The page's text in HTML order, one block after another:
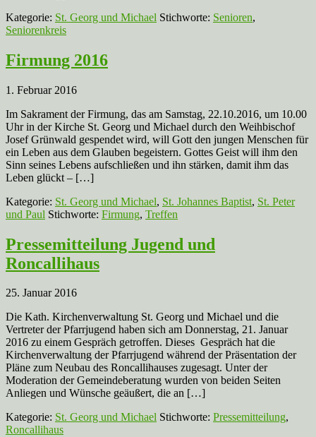
Kategorie: St. Georg und Michael Stichworte: Senioren,
Seniorenkreis
Firmung 2016
1. Februar 2016
Im Sakrament der Firmung, das am Samstag, 22.10.2016, um 10.00
Uhr in der Kirche St. Georg und Michael durch den Weihbischof
Josef Grünwald gespendet wird, will Gott den jungen Menschen für
ein Leben aus dem Glauben begeistern. Gottes Geist will ihm den
Sinn seines Lebens aufschließen und ihn stärken, damit ihm das
Leben glückt – […]
Kategorie: St. Georg und Michael, St. Johannes Baptist, St. Peter
und Paul Stichworte: Firmung, Treffen
Pressemitteilung Jugend und
Roncallihaus
25. Januar 2016
Die Kath. Kirchenverwaltung St. Georg und Michael und die
Vertreter der Pfarrjugend haben sich am Donnerstag, 21. Januar
2016 zu einem Gespräch getroffen. Dieses Gespräch hat die
Kirchenverwaltung der Pfarrjugend während der Präsentation der
Pläne zum Neubau des Roncallihauses zugesagt. Unter der
Moderation der Gemeindeberatung wurden von beiden Seiten
Anliegen und Wünsche geäußert, die an […]
Kategorie: St. Georg und Michael Stichworte: Pressemitteilung,
Roncallihaus